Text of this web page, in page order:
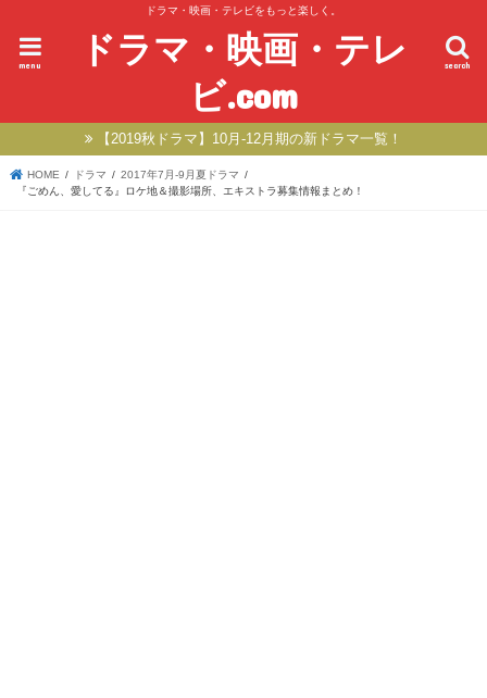
ドラマ・映画・テレビをもっと楽しく。
ドラマ・映画・テレ
ビ.com
search
menu
【2019秋ドラマ】10月-12月期の新ドラマ一覧！
HOME ドラマ
2017年7月-9月夏ドラマ
『ごめん、愛してる』ロケ地＆撮影場所、エキストラ募集情報まとめ！